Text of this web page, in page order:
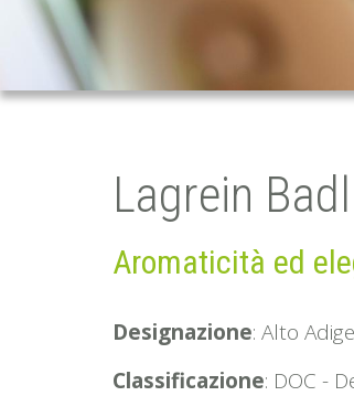
Lagrein Badl
Aromaticità ed
Designazione: Alto
Classificazione: DOC -